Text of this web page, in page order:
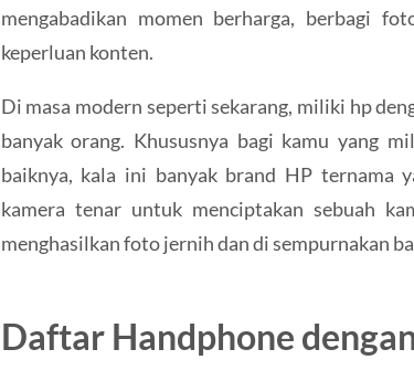
mengabadikan momen berharga, berbagi
keperluan konten.
Di masa modern seperti sekarang, miliki hp
banyak orang. Khususnya bagi kamu yang
baiknya, kala ini banyak brand HP ternama
kamera tenar untuk menciptakan sebuah
menghasilkan foto jernih dan di sempurnakan
Daftar Handphone